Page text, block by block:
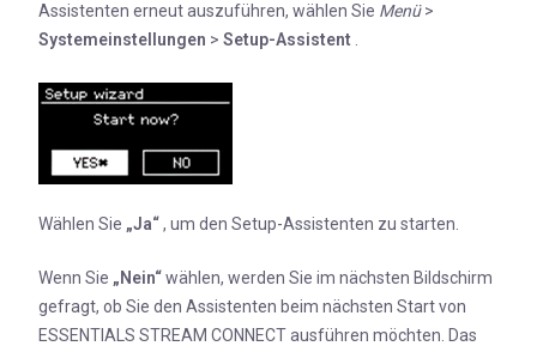
Assistenten erneut auszuführen, wählen Sie Menü>
Systemeinstellungen > Setup-Assistent .
Wählen Sie „Ja“, um den Setup-Assistenten zu starten.
Wenn Sie „Nein“wählen, werden Sie im nächsten Bildschirm
gefragt, ob Sie den Assistenten beim nächsten Start von
ESSENTIALS STREAM CONNECT ausführen möchten. Das